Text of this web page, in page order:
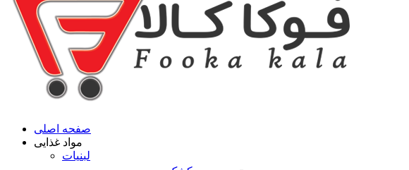
صفحه اصلی
مواد غذایی
لبنیات